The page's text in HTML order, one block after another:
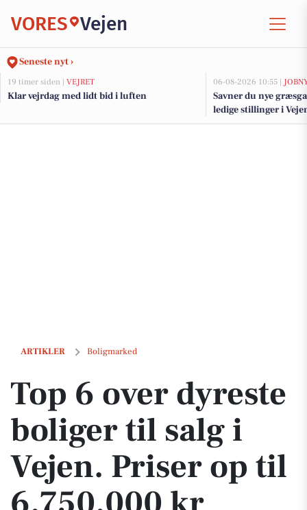
VORES Vejen
Seneste nyt ›
19 timer siden | VEJRET
Klar vejrdag med lidt bid i luften
06-08-2026 10:55 |
Savner du nye
ledige stillinger i
ARTIKLER Boligmarked
Top 6 over dyreste boliger til salg i Vejen. Priser op til 6.750.000 kr
Top 6 over dyreste
boliger til salg i
Vejen. Priser op til